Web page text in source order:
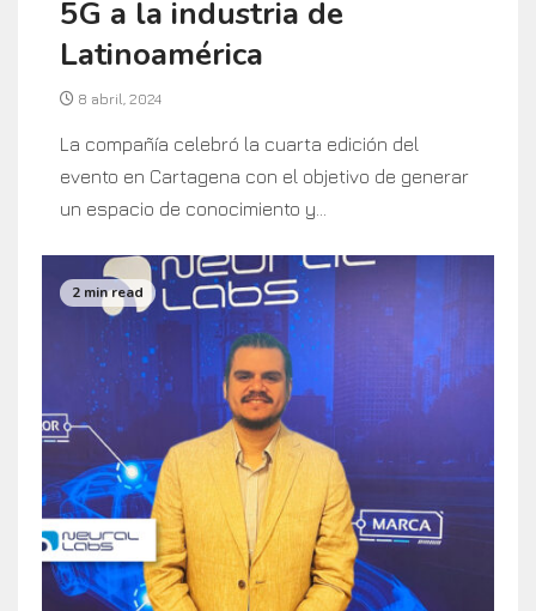
5G a la industria de
Latinoamérica
8 abril, 2024
La compañía celebró la cuarta edición del
evento en Cartagena con el objetivo de generar
un espacio de conocimiento y...
2 min read